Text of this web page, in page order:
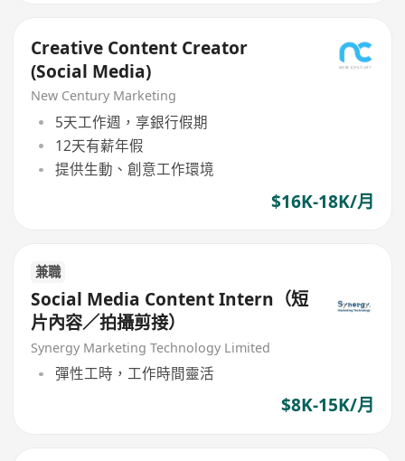
Creative Content Creator
(Social Media)
New Century Marketing
5天工作週，享銀行假期
12天有薪年假
提供生動、創意工作環境
$16K-18K/月
兼職
Social Media Content Intern（短
片內容／拍攝剪接）
Synergy Marketing Technology Limited
彈性工時，工作時間靈活
$8K-15K/月